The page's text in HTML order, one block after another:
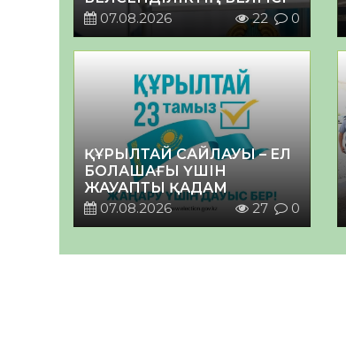
07.08.2026
22 0
ҚҰРЫЛТАЙ САЙЛАУЫ – ЕЛ
БОЛАШАҒЫ ҮШІН
ЖАУАПТЫ ҚАДАМ
07.08.2026
27 0